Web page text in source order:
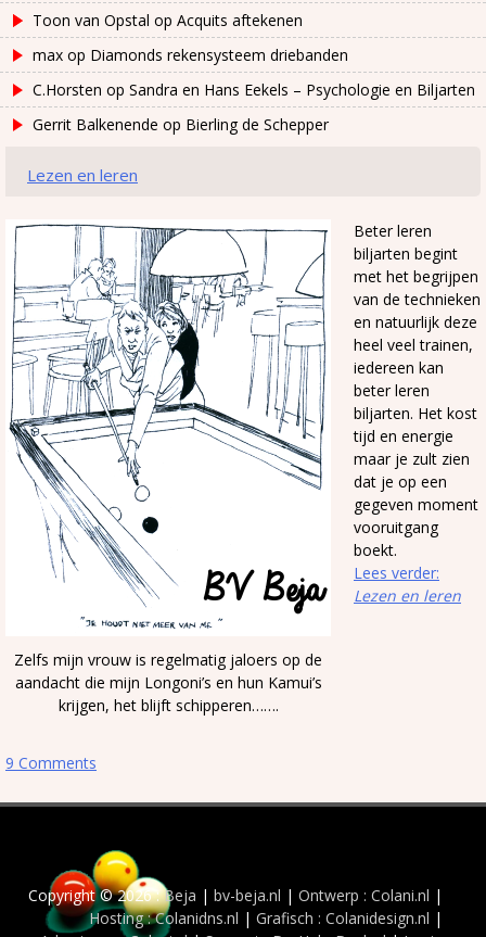
Toon van Opstal op Acquits aftekenen
max op Diamonds rekensysteem driebanden
C.Horsten op Sandra en Hans Eekels – Psychologie en Biljarten
Gerrit Balkenende op Bierling de Schepper
Lezen en leren
Zelfs mijn vrouw is regelmatig jaloers op de
aandacht die mijn Longoni’s en hun Kamui’s
krijgen, het blijft schipperen…….
Beter leren
biljarten begint
met het begrijpen
van de technieken
en natuurlijk deze
heel veel trainen,
iedereen kan
beter leren
biljarten. Het kost
tijd en energie
maar je zult zien
dat je op een
gegeven moment
vooruitgang
boekt.
Lees verder:
Lezen en leren
9 Comments
Copyright © 2026 :Beja | bv-beja.nl | Ontwerp : Colani.nl |
Hosting : Colanidns.nl | Grafisch : Colanidesign.nl |